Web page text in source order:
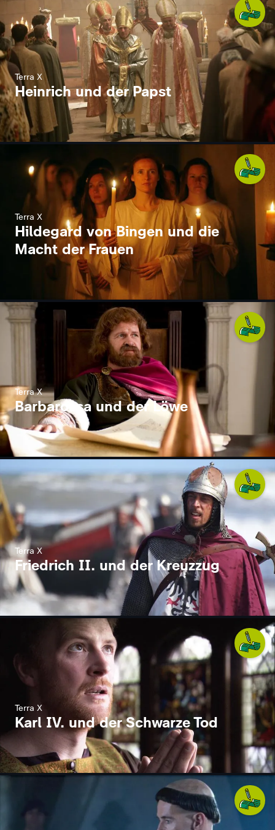
Terra X
Heinrich und der Papst
Terra X
Hildegard von Bingen und die
Macht der Frauen
Terra X
Barbarossa und der Löwe
Terra X
Friedrich II. und der Kreuzzug
Terra X
Karl IV. und der Schwarze Tod